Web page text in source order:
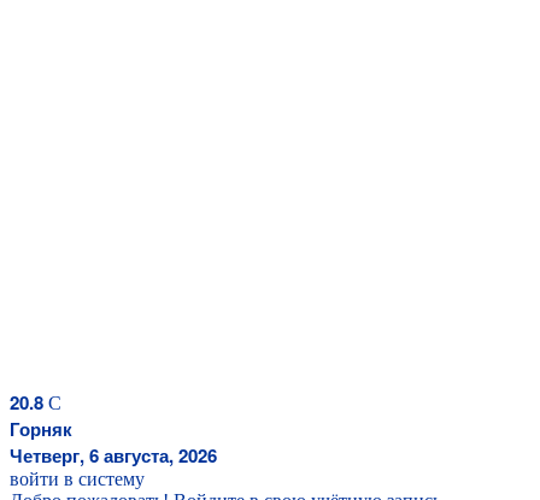
20.8 C
Горняк
Четверг, 6 августа, 2026
войти в систему